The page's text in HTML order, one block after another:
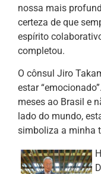
nossa mais
certeza de que
espírito
completou.
O cônsul Jiro
estar
meses ao Brasil e
lado do mundo,
simboliza a minha